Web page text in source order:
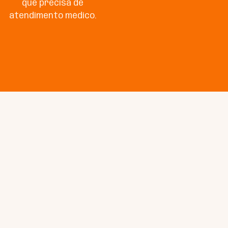
que precisa de
atendimento médico.